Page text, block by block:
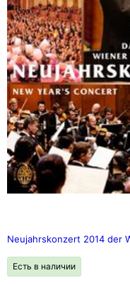
Neujahrskonzert 2014 der
Есть в наличии